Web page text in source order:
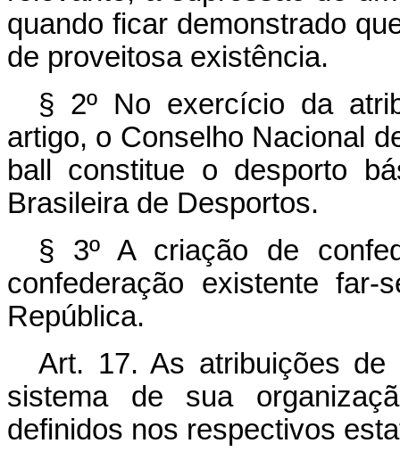
quando ficar demonstrado
de proveitosa existência.
§ 2º No exercício da
artigo, o Conselho Nacional
ball constitue o desporto
Brasileira de Desportos.
§ 3º A criação de
confederação existente
República.
Art. 17. As atribuições de
sistema de sua
definidos nos respectivos